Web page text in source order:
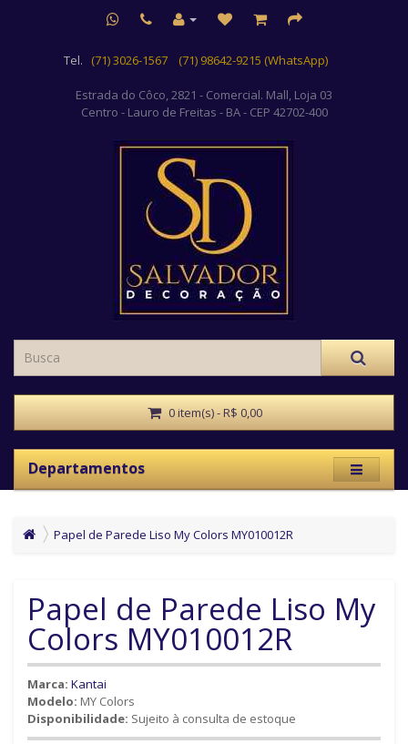
Tel. (71) 3026-1567 (71) 98642-9215 (WhatsApp)
Estrada do Côco, 2821 - Comercial. Mall, Loja 03
Centro - Lauro de Freitas - BA - CEP 42702-400
0 item(s) - R$ 0,00
Departamentos
Papel de Parede Liso My Colors MY010012R
Papel de Parede Liso My
Colors MY010012R
Marca: Kantai
Modelo: MY Colors
Disponibilidade: Sujeito à consulta de estoque